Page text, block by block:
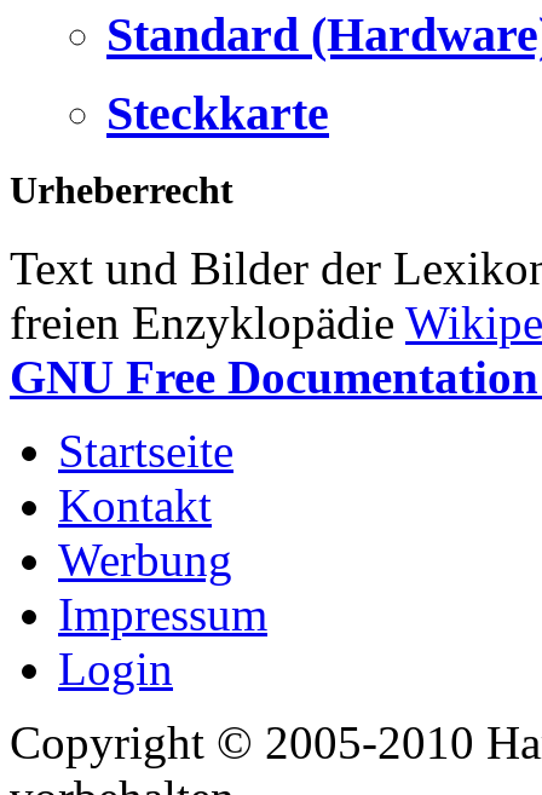
Standard
Steckkarte
Urheberrecht
Text und Bilder der
freien Enzyklopädie
GNU Free
Startseite
Kontakt
Werbung
Impressum
Login
Copyright © 2005-2010